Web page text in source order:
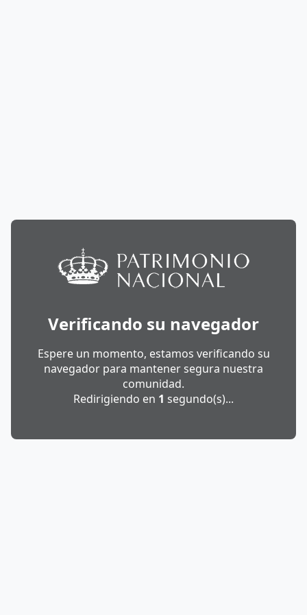
Verificando su navegador
Espere un momento, estamos verificando su
navegador para mantener segura nuestra
comunidad.
Redirigiendo en 1 segundo(s)...